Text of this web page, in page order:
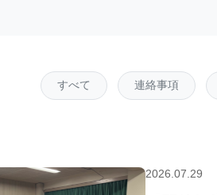
すべて 連絡事項
2026.07.29